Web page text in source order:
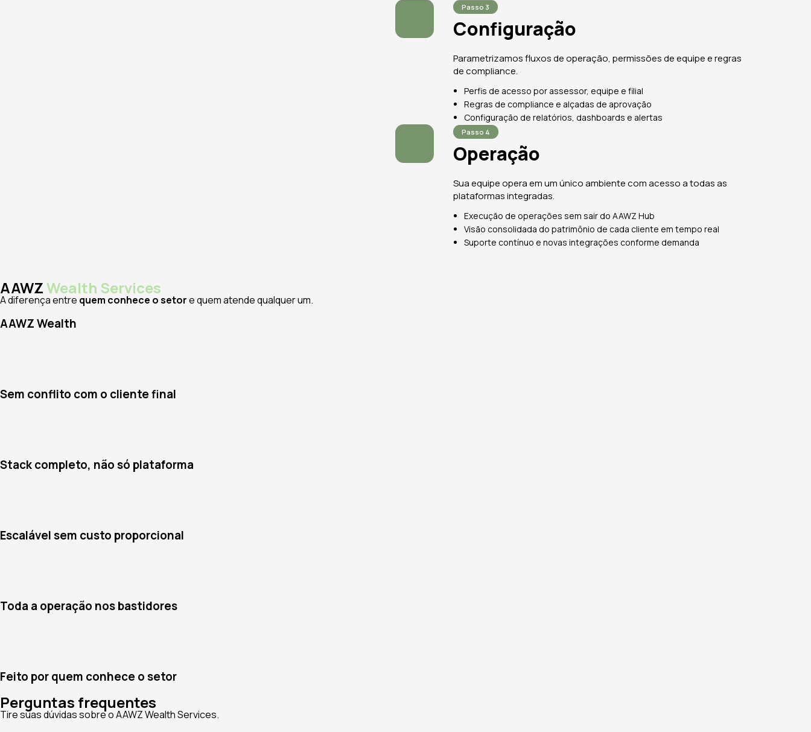
Passo 3
Configuração
Parametrizamos fluxos de operação, permissões de equipe e regras
de compliance.
Perfis de acesso por assessor, equipe e filial
Regras de compliance e alçadas de aprovação
Configuração de relatórios, dashboards e alertas
Passo 4
Operação
Sua equipe opera em um único ambiente com acesso a todas as
plataformas integradas.
Execução de operações sem sair do AAWZ Hub
Visão consolidada do patrimônio de cada cliente em tempo real
Suporte contínuo e novas integrações conforme demanda
AAWZWealth Services
A diferença entre quem conhece o setore quem atende qualquer um.
AAWZ Wealth
Sem conflito com o cliente final
Stack completo, não só plataforma
Escalável sem custo proporcional
Toda a operação nos bastidores
Feito por quem conhece o setor
Perguntas frequentes
Tire suas dúvidas sobre o AAWZ Wealth Services.